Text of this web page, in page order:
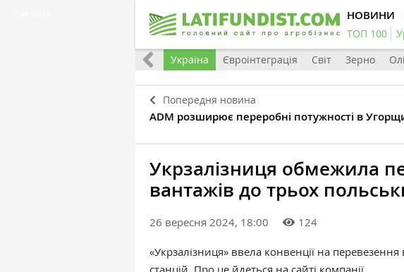
НОВИНИ
ТОП 100
Все Україна Євроінтеграція Світ Зерно
Попередня новина
ADM розширює переробні потужності в
Укрзалізниця обмежила
вантажів до трьох
26 вересня 2024, 18:00 124
«Укрзалізниця» ввела конвенції на
станцій. Про це йдеться на сайті компанії.